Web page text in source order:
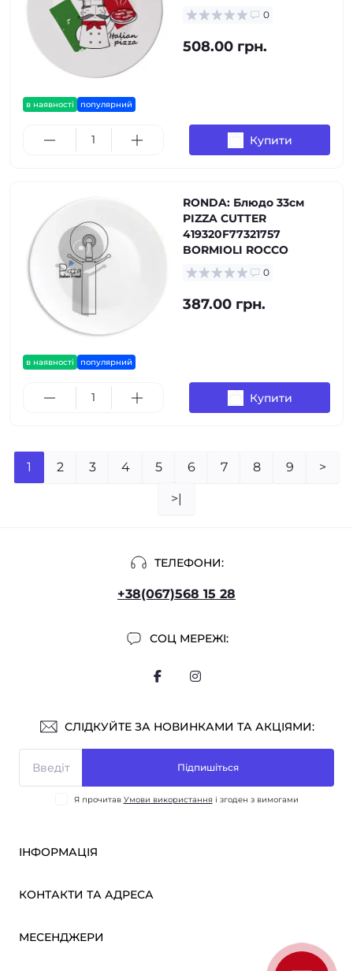
в наявності популярний
0
508.00 грн.
Купити
в наявності популярний
RONDA: Блюдо 33см
PIZZA CUTTER
419320F77321757
BORMIOLI ROCCO
0
387.00 грн.
Купити
1 2 3 4 5 6 7 8 9 >
>|
ТЕЛЕФОНИ:
+38(067)568 15 28
СОЦ МЕРЕЖІ:
СЛІДКУЙТЕ ЗА НОВИНКАМИ ТА АКЦІЯМИ:
Підпишіться
Я прочитав Умови використання і згоден з вимогами
ІНФОРМАЦІЯ
ОПТ
Про нас
КОНТАКТИ ТА АДРЕСА
МЕСЕНДЖЕРИ